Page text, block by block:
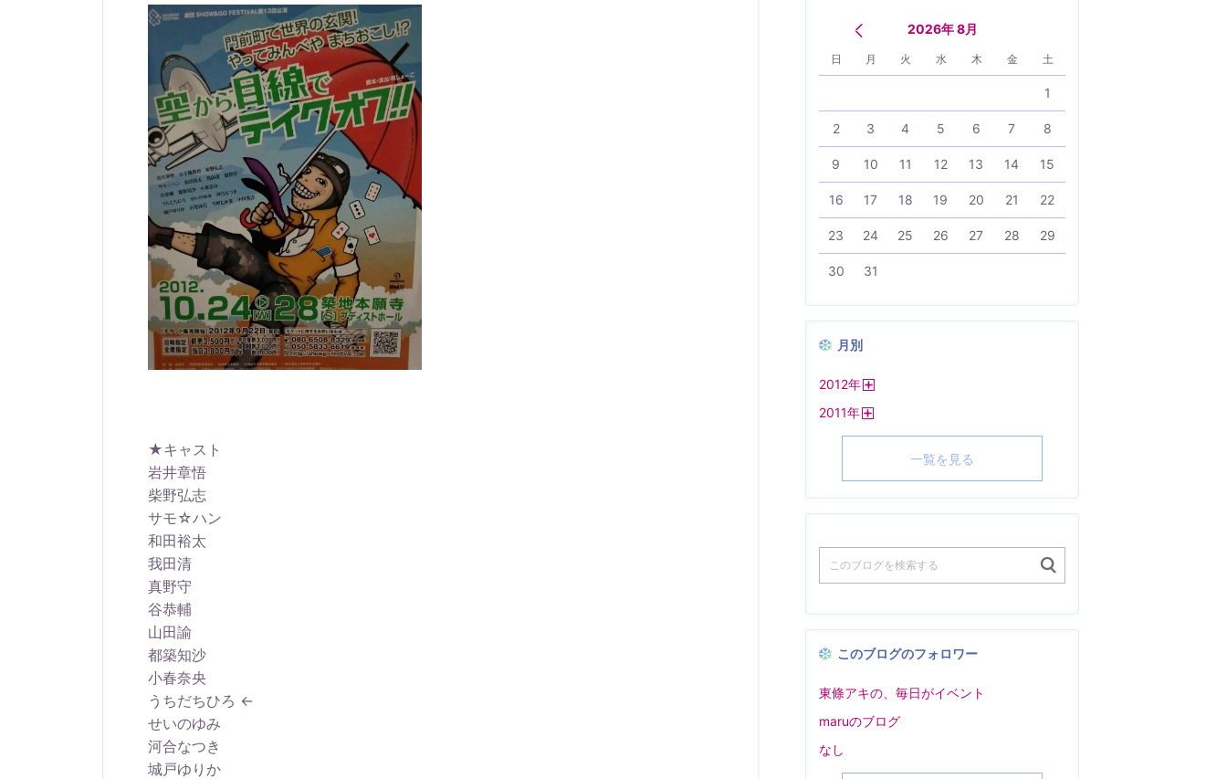
★キャスト
岩井章悟
柴野弘志
サモ☆ハン
和田裕太
我田清
真野守
谷恭輔
山田諭
都築知沙
小春奈央
うちだちひろ ←
せいのゆみ
河合なつき
城戸ゆりか
2026年 8月
日 月 火 水 木 金 土
1
2 3 4 5 6 7 8
9 10 11 12 13 14 15
16 17 18 19 20 21 22
23 24 25 26 27 28 29
30 31
月別
2012年
2011年
一覧を見る
このブログのフォロワー
東條アキの、毎日がイベント
maruのブログ
なし